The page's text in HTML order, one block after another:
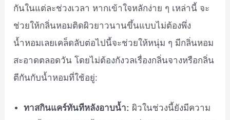
กันในแต่ละช่วงเวลา หากเข้าใจหลักง่าย ๆ เหล่านี้ จะ
ช่วยให้กลิ่นหอมติดผิวยาวนานขึ้นแบบไม่ต้องพึ่ง
น้ำหอมเลยเคล็ดลับต่อไปนี้จะช่วยให้หนุ่ม ๆ มีกลิ่นหอม
สะอาดตลอดวัน โดยไม่ต้องกังวลเรื่องกลิ่นจางหรือกลิ่น
ตีกันกับน้ำหอมที่ใช้อยู่:
ทาสกินแคร์ทันทีหลังอาบน้ำ: ผิวในช่วงนี้ยังมีความ